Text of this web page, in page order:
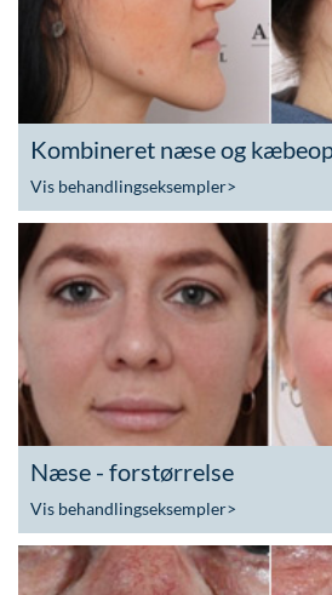
Kombineret næse og
Vis behandlingseksempler>
Næse - forstørrelse
Vis behandlingseksempler>